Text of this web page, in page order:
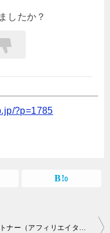
したか？
?p=1785
0
パートナー（アフィリエイター）へ通知メールを送りたいのですが、どこで設定すればよいでしょうか？